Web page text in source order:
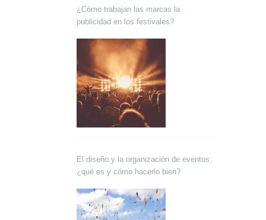
¿Cómo trabajan las marcas la
publicidad en los festivales?
El diseño y la organización de eventos:
¿qué es y cómo hacerlo bien?